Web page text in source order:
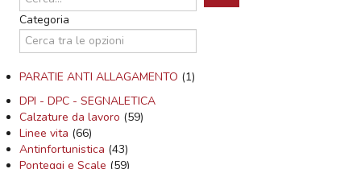
Categoria
PARATIE ANTI ALLAGAMENTO (1)
DPI - DPC - SEGNALETICA
Calzature da lavoro (59)
Linee vita (66)
Antinfortunistica (43)
Ponteggi e Scale (59)